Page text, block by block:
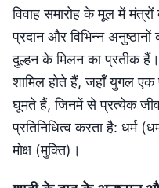
विवाह समारोह के मूल में
प्रदान और विभिन्न
दुल्हन के मिलन का प्रतीक
शामिल होते हैं, जहाँ युगल एक
घूमते हैं, जिनमें से प्रत्येक
प्रतिनिधित्व करता है: धर्म
मोक्ष (मुक्ति)।